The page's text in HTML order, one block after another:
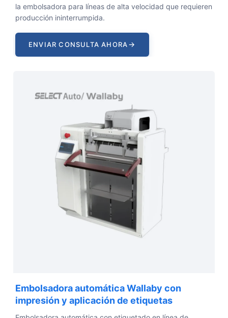
la embolsadora para líneas de alta velocidad que requieren
producción ininterrumpida.
ENVIAR CONSULTA AHORA→
Embolsadora automática Wallaby con
impresión y aplicación de etiquetas